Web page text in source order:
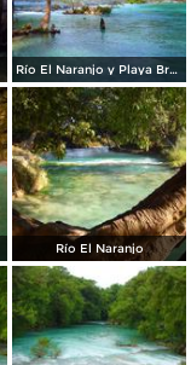
Río El Naranjo y Playa Bruja
Río El Naranjo